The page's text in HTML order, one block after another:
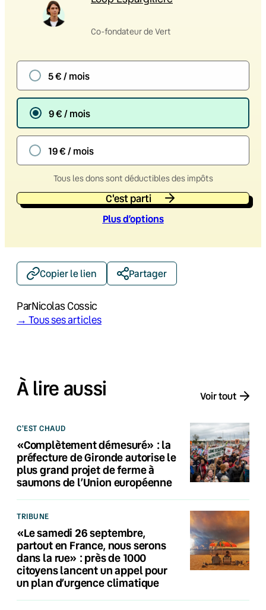
Co-fondateur de Vert
5 € / mois
9 € / mois
19 € / mois
Tous les dons sont déductibles des impôts
C'est parti
Plus d’options
Copier le lien Partager
ParNicolas Cossic
→ Tous ses articles
À lire aussi Voir tout
C'EST CHAUD
«Complètement démesuré» : la
préfecture de Gironde autorise le
plus grand projet de ferme à
saumons de l’Union européenne
TRIBUNE
«Le samedi 26 septembre,
partout en France, nous serons
dans la rue» : près de 1000
citoyens lancent un appel pour
un plan d’urgence climatique